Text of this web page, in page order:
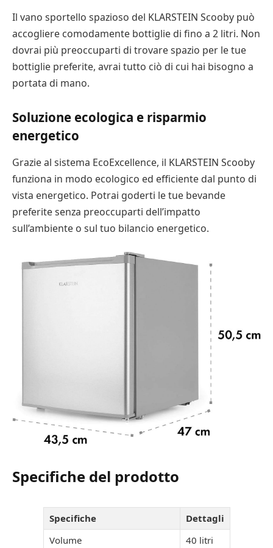
Il vano sportello spazioso del KLARSTEIN Scooby può
accogliere comodamente bottiglie di fino a 2 litri. Non
dovrai più preoccuparti di trovare spazio per le tue
bottiglie preferite, avrai tutto ciò di cui hai bisogno a
portata di mano.
Soluzione ecologica e risparmio
energetico
Grazie al sistema EcoExcellence, il KLARSTEIN Scooby
funziona in modo ecologico ed efficiente dal punto di
vista energetico. Potrai goderti le tue bevande
preferite senza preoccuparti dell’impatto
sull’ambiente o sul tuo bilancio energetico.
Specifiche del prodotto
Specifiche
Dettagli
Volume
40 litri